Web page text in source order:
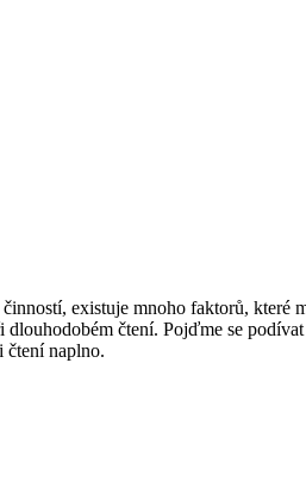
existuje mnoho faktorů,
čtení. Pojďme se
čtení naplno.